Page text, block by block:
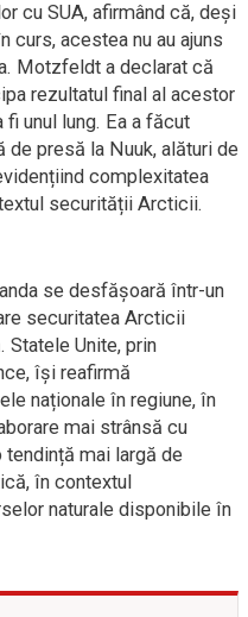
cu SUA, afirmând că, deși
acestea nu au ajuns
Motzfeldt a declarat că
rezultatul final al acestor
unul lung. Ea a făcut
presă la Nuuk, alături de
complexitatea
securității Arcticii.
se desfășoară într-un
securitatea Arcticii
Statele Unite, prin
își reafirmă
naționale în regiune, în
mai strânsă cu
mai largă de
în contextul
naturale disponibile în